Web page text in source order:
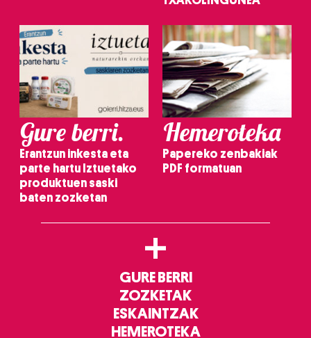
Gure berri.
Erantzun inkesta eta
parte hartu Iztuetako
produktuen saski
baten zozketan
Hemeroteka
Papereko zenbakiak
PDF formatuan
+
GURE BERRI
ZOZKETAK
ESKAINTZAK
HEMEROTEKA